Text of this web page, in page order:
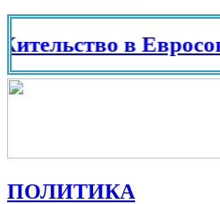
в Евросоюзе и
ПОЛИТИКА